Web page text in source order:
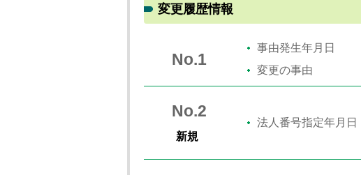
変更履歴情報
No.1
事由発生年月日
変更の事由
No.2
新規
法人番号指定年月日